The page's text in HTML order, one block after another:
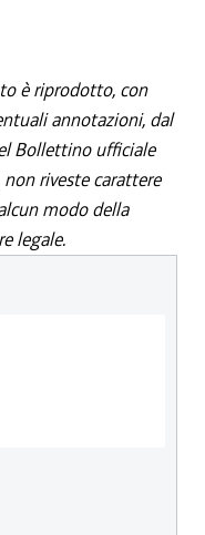
è riprodotto, con
annotazioni, dal
Bollettino ufficiale
riveste carattere
modo della
legale.